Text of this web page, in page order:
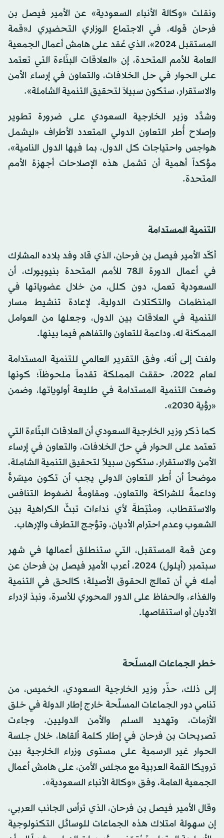
ونقلت «وكالة الأنباء السعودية» عن الأمير فيصل بن
فرحان قوله، في الاجتماع الوزاري التحضيري لـ«قمة
المستقبل 2024»، الذي عُقد على هامش أعمال الجمعية
العامة للأمم المتحدة، إن «العلاقات البنّاءة التي تعتمد
على الحوار في حل الخلافات، والتعاون في إرساء الأمن
والاستقرار، ستكون سبيلاً لتحقيق التنمية الشاملة».
وشدَّد وزير الخارجية السعودي على ضرورة تطوير
وإصلاح أُطر التعاون الدولي المتعدد الأطراف «ليشمل
هواجس واحتياجات كل الدول، بما فيها الدول النامية»،
مؤكداً أهمية أن تشمل هذه الإصلاحات أجهزة الأمم
المتحدة.
التنمية المستدامة
أكّد الأمير فيصل بن فرحان، الذي قاد وفد بلاده المشارك
في أعمال الدورة الـ78 للأمم المتحدة بنيويورك، أن
السعودية تعمل، دون كلل، من خلال عضوياتها في
المنظمات والتكتلات الدولية، لإعادة تنشيط مسار
التنمية في العلاقات بين الدول، وجعلها من العوامل
الممكنة له، وداعمة للتعاون والتفاهم فيما بينها.
ولفت إلى أنه، وفق التقرير العالمي للتنمية المستدامة
لعام 2022، حققت المملكة تقدماً ملحوظاً؛ كونها
وضعت التنمية المستدامة في طليعة أولوياتها، وضمن
«رؤية 2030».
كما ذكر وزير الخارجية السعودي أن العلاقات البنّاءة التي
تعتمد على الحوار في حلّ الخلافات، والتعاون في إرساء
الأمن والاستقرار، ستكون سبيلاً لتحقيق التنمية الشاملة،
موضحاً أن أُطر التعاون الدولي يجب أن تكون ميسّرةً
وداعمةً للشراكة والتعاون، ومقاومةً لضغوط التنافس
والاستقطاب، ومثبّطةً لأي نداءات تبثّ الكراهية بين
الشعوب وعدم احترام الأديان، وتؤجج التطرف والإرهاب.
وعن قمة المستقبل، التي ستنطلق أعمالها في شهر
سبتمبر (أيلول) 2024، أعرب الأمير فيصل بن فرحان عن
أمله في أن تعالج الحقوق الأصيلة؛ كالحق في التنمية
والغذاء، والحفاظ على الدور المحوري للأسرة، ونبذ ازدراء
الأديان أو استنقاصها.
خطر الجماعات المسلّحة
إلى ذلك، حذّر وزير الخارجية السعودي، الخميس، من
تنامي دور الجماعات المسلَّحة خارج إطار الدولة في خلق
الأزمات، وتهديد السلم والأمن الدوليين. وجاءت
تصريحات بن فرحان في إطار كلمة ألقاها، خلال جلسة
الحوار غير الرسمية على مستوى وزراء الخارجية بين
ترويكا القمة العربية مع مجلس الأمن، على هامش أعمال
الجمعية العامة، وفق «وكالة الأنباء السعودية».
وقال الأمير فيصل بن فرحان، الذي ترأس الجانب العربي،
إن سهولة امتلاك هذه الجماعات للوسائل التكنولوجية